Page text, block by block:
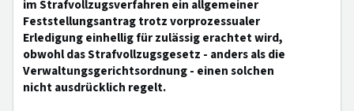
im Strafvollzugsverfahren ein allgemeiner
Feststellungsantrag trotz vorprozessualer
Erledigung einhellig für zulässig erachtet wird,
obwohl das Strafvollzugsgesetz - anders als die
Verwaltungsgerichtsordnung - einen solchen
nicht ausdrücklich regelt.